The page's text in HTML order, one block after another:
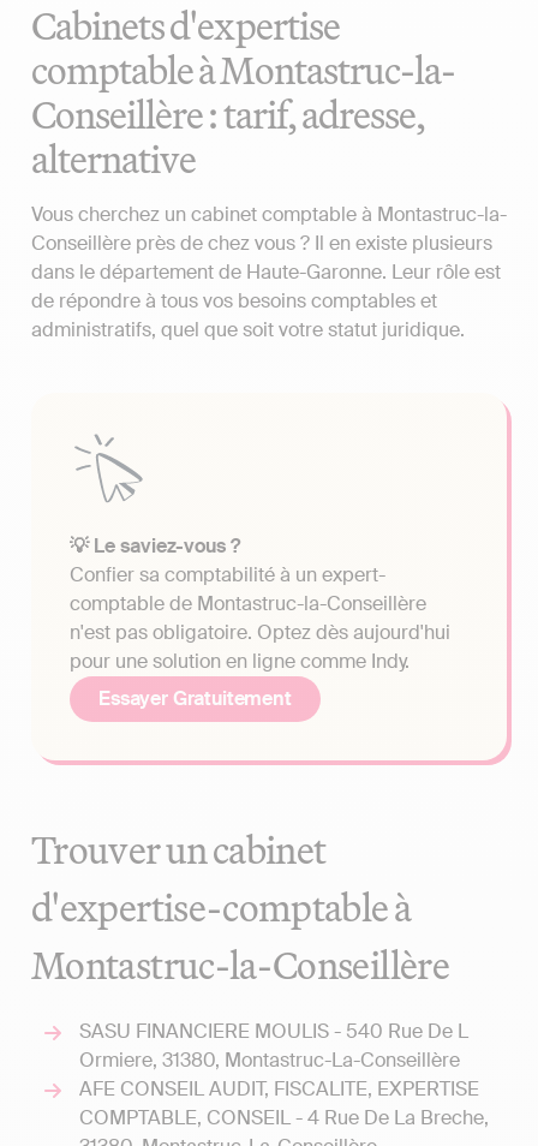
Cabinets d'expertise
comptable à Montastruc-la-
Conseillère : tarif, adresse,
alternative
Vous cherchez un cabinet comptable à Montastruc-la-
Conseillère près de chez vous ? Il en existe plusieurs
dans le département de Haute-Garonne. Leur rôle est
de répondre à tous vos besoins comptables et
administratifs, quel que soit votre statut juridique.
💡 Le saviez-vous ?
Confier sa comptabilité à un expert-
comptable de Montastruc-la-Conseillère
n'est pas obligatoire. Optez dès aujourd'hui
pour une solution en ligne comme Indy.
Essayer Gratuitement
Trouver un cabinet
d'expertise-comptable à
Montastruc-la-Conseillère
SASU FINANCIERE MOULIS - 540 Rue De L
Ormiere, 31380, Montastruc-La-Conseillère
AFE CONSEIL AUDIT, FISCALITE, EXPERTISE
COMPTABLE, CONSEIL - 4 Rue De La Breche,